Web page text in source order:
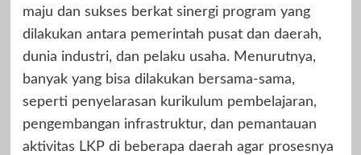
maju dan sukses berkat sinergi program yang
dilakukan antara pemerintah pusat dan daerah,
dunia industri, dan pelaku usaha. Menurutnya,
banyak yang bisa dilakukan bersama-sama,
seperti penyelarasan kurikulum pembelajaran,
pengembangan infrastruktur, dan pemantauan
aktivitas LKP di beberapa daerah agar prosesnya